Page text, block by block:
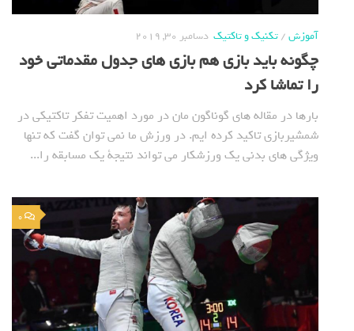
آموزش/تکنیک و تاکتیک دسامبر 30, 2019
چگونه باید بازی هم بازی های جدول مقدماتی خود
را تماشا کرد
بارها در مقاله های گوناگون مان در مورد اهمیت تفکر تاکتیکی در
شمشیربازی تاکید کرده ایم. در ورزش ما نمی توان گفت که تنها
ویژگی های بدنی یک ورزشکار می تواند نتیجة یک مسابقه را...
0